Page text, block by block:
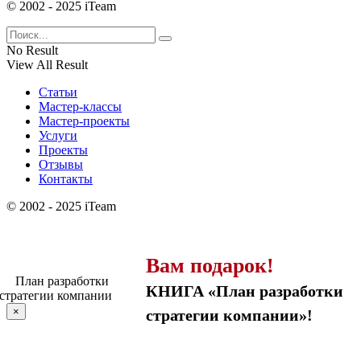
© 2002 - 2025 iTeam
No Result
View All Result
Статьи
Мастер-классы
Мастер-проекты
Услуги
Проекты
Отзывы
Контакты
© 2002 - 2025 iTeam
Вам подарок!
КНИГА «План разработки
стратегии компании»!
×